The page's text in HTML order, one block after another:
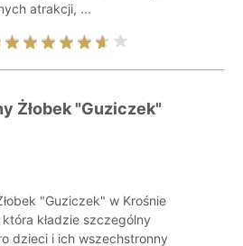
atrakcji, ...
Żłobek "Guziczek"
"Guziczek" w Krośnie
kładzie szczególny
dzieci i ich wszechstronny